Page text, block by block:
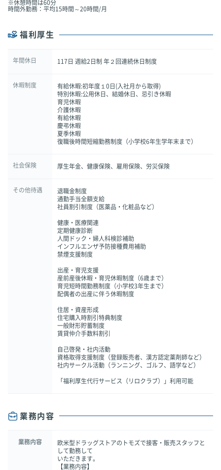
※休憩時間は60分
時間外勤務：平均15時間～20時間/月
福利厚生
年間休日 117日 週給2日制 年２回連続休日制度
休暇制度
有給休暇:初年度１0日(入社月から取得)
特別休暇:公用休日、結婚休日、忌引き休暇
育児休暇
介護休暇
有給休暇
慶弔休暇
夏季休暇
復職後時間短縮勤務制度（小学校6年生学年末まで）
社会保険 厚生年金、健康保険、雇用保険、労災保険
その他待遇
退職金制度
通勤手当全額支給
社員割引制度（医薬品・化粧品など）
健康・医療関連
定期健康診断
人間ドック・婦人科検診補助
インフルエンザ予防接種費用補助
禁煙支援制度
出産・育児支援
産前産後休暇・育児休暇制度（6歳まで）
育児短時間勤務制度（小学校3年生まで）
配偶者の出産に伴う休暇制度
住居・資産形成
住宅購入時割引特典制度
一般財形貯蓄制度
賃貸仲介手数料割引
自己啓発・社内活動
資格取得支援制度（登録販売者、漢方認定薬剤師など）
社内サークル活動（ランニング、ゴルフ、語学など）
「福利厚生代行サービス（リロクラブ）」利用可能
業務内容
業務内容
欧米型ドラッグストアのトモズで接客・販売スタッフと
して勤務して
いただきます。
【業務内容】